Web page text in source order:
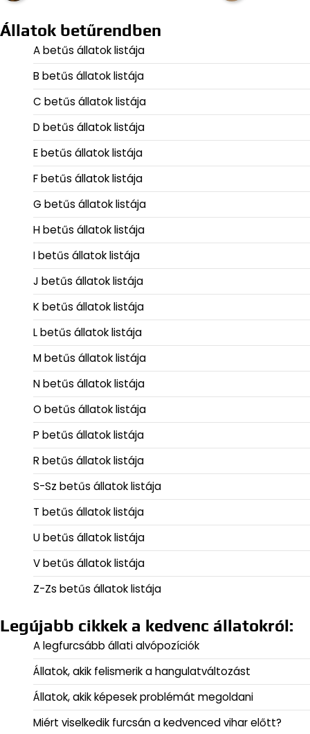
Állatok betűrendben
A betűs állatok listája
B betűs állatok listája
C betűs állatok listája
D betűs állatok listája
E betűs állatok listája
F betűs állatok listája
G betűs állatok listája
H betűs állatok listája
I betűs állatok listája
J betűs állatok listája
K betűs állatok listája
L betűs állatok listája
M betűs állatok listája
N betűs állatok listája
O betűs állatok listája
P betűs állatok listája
R betűs állatok listája
S-Sz betűs állatok listája
T betűs állatok listája
U betűs állatok listája
V betűs állatok listája
Z-Zs betűs állatok listája
Legújabb cikkek a kedvenc állatokról:
A legfurcsább állati alvópozíciók
Állatok, akik felismerik a hangulatváltozást
Állatok, akik képesek problémát megoldani
Miért viselkedik furcsán a kedvenced vihar előtt?